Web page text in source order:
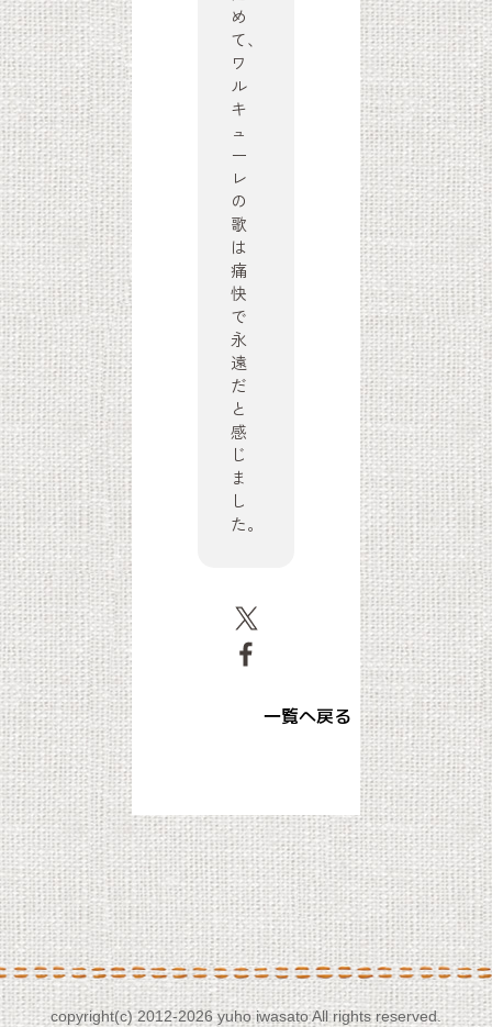
め
て、
ワ
ル
キ
ュ
ー
レ
の
歌
は
痛
快
で
永
遠
だ
と
感
じ
ま
し
た。
一覧へ戻る
copyright(c) 2012-2026 yuho iwasato All rights reserved.